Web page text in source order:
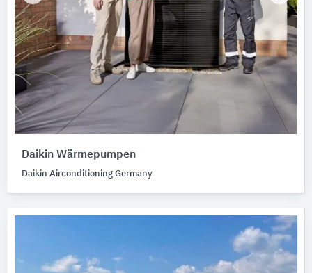
Daikin Wärmepumpen
Daikin Airconditioning Germany